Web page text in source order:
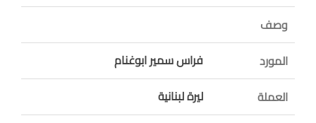
وصف
المورد
فراس سمير ابوغنام
العملة
ليرة لبنانية